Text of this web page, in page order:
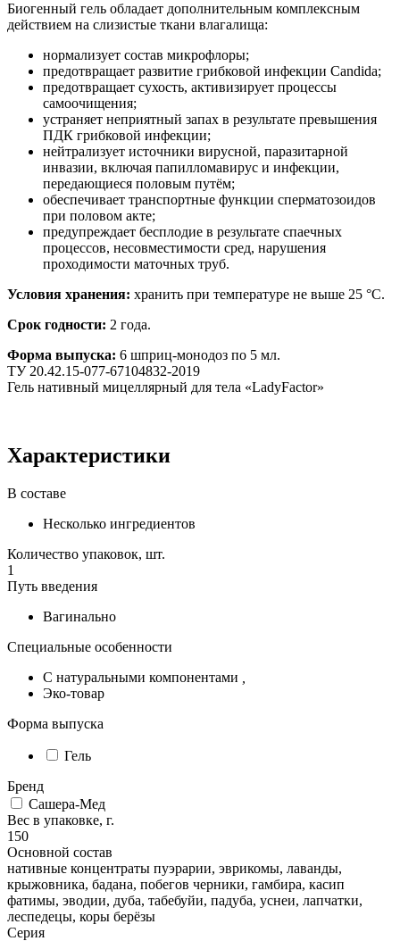
Биогенный гель обладает дополнительным комплексным
действием на слизистые ткани влагалища:
нормализует состав микрофлоры;
предотвращает развитие грибковой инфекции Candida;
предотвращает сухость, активизирует процессы
самоочищения;
устраняет неприятный запах в результате превышения
ПДК грибковой инфекции;
нейтрализует источники вирусной, паразитарной
инвазии, включая папилломавирус и инфекции,
передающиеся половым путём;
обеспечивает транспортные функции сперматозоидов
при половом акте;
предупреждает бесплодие в результате спаечных
процессов, несовместимости сред, нарушения
проходимости маточных труб.
Условия хранения: хранить при температуре не выше 25 °С.
Срок годности: 2 года.
Форма выпуска: 6 шприц-монодоз по 5 мл.
ТУ 20.42.15-077-67104832-2019
Гель нативный мицеллярный для тела «LadyFactor»
Характеристики
В составе
Несколько ингредиентов
Количество упаковок, шт.
1
Путь введения
Вагинально
Специальные особенности
С натуральными компонентами
Эко-товар
Форма выпуска
Гель
Бренд
Сашера-Мед
Вес в упаковке, г.
150
Основной состав
нативные концентраты пуэрарии, эврикомы, лаванды,
крыжовника, бадана, побегов черники, гамбира, касип
фатимы, эводии, дуба, табебуйи, падуба, уснеи, лапчатки,
леспедецы, коры берёзы
Серия